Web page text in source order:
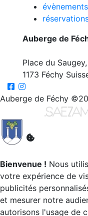
évènements
Auberge de
Place du
1173 Féchy
Auberge de Féchy
Bienvenue ! Nous
votre expérience de
publicités
et mesurer notre
autorisons l'usage de